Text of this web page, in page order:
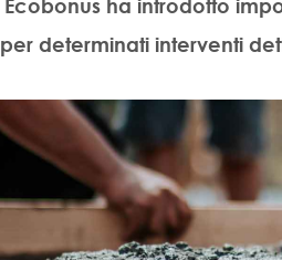
Ecobonus ha introdotto
per determinati interventi